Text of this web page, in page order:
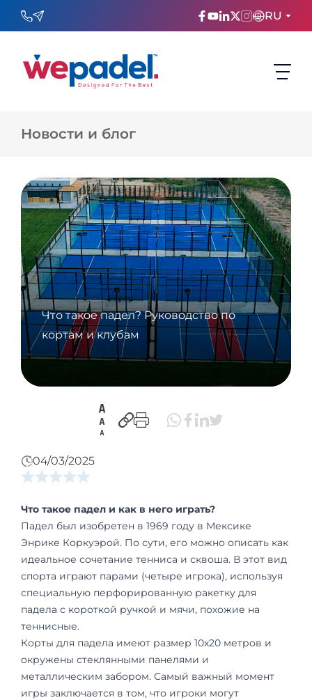
RU
ENGLISH
عربي
Русский
Новости и блог
Что такое падел? Руководство по
кортам и клубам
04/03/2025
Что такое падел и как в него играть?
Падел был изобретен в 1969 году в Мексике
Энрике Коркуэрой. По сути, его можно описать как
идеальное сочетание тенниса и сквоша. В этот вид
спорта играют парами (четыре игрока), используя
специальную перфорированную ракетку для
падела с короткой ручкой и мячи, похожие на
теннисные.
Корты для падела имеют размер 10х20 метров и
окружены стеклянными панелями и
металлическим забором. Самый важный момент
игры заключается в том, что игроки могут